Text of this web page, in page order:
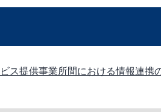
ス提供事業所間における情報連携